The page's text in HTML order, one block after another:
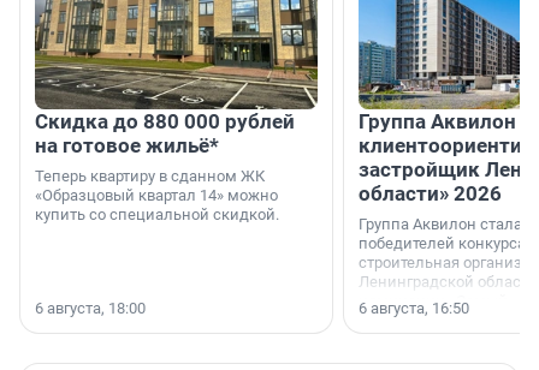
Скидка до 880 000 рублей
на готовое жильё*
Теперь квартиру в сданном ЖК
«Образцовый квартал 14» можно
купить со специальной скидкой.
6 августа, 18:00
Группа Аквилон
застройщик
области» 2026
Группа Аквилон стала
победителей конкурса
строительная
Ленинградской области
номинации «Самый
застройщик
области».
6 августа, 16:50